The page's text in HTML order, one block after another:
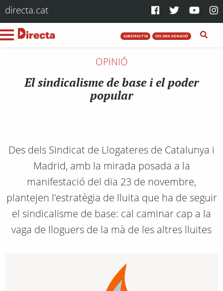
directa.cat
SUBSCRIU-T'HI FES UNA DONACIÓ
OPINIÓ
El sindicalisme de base i el poder
popular
Des dels Sindicat de Llogateres de Catalunya i
Madrid, amb la mirada posada a la
manifestació del dia 23 de novembre,
plantejen l'estratègia de lluita que ha de seguir
el sindicalisme de base: cal caminar cap a la
vaga de lloguers de la mà de les altres lluites